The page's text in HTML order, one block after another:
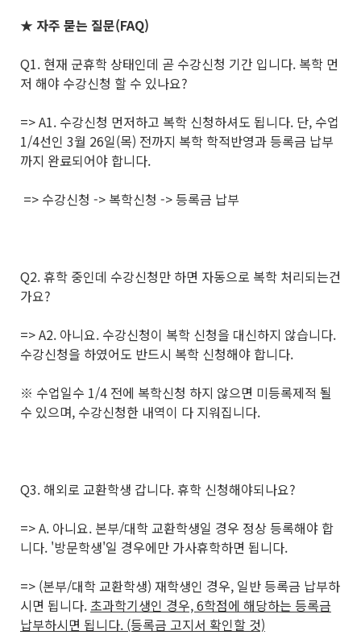
★ 자주 묻는 질문(FAQ)
Q1. 현재 군휴학 상태인데 곧 수강신청 기간 입니다. 복학 먼
저 해야 수강신청 할 수 있나요?
=> A1. 수강신청 먼저하고 복학 신청하셔도 됩니다. 단, 수업
1/4선인 3월 26일(목) 전까지 복학 학적반영과 등록금 납부
까지 완료되어야 합니다.
=> 수강신청 -> 복학신청 -> 등록금 납부
Q2. 휴학 중인데 수강신청만 하면 자동으로 복학 처리되는건
가요?
=> A2. 아니요. 수강신청이 복학 신청을 대신하지 않습니다.
수강신청을 하였어도 반드시 복학 신청해야 합니다.
※ 수업일수 1/4 전에 복학신청 하지 않으면 미등록제적 될
수 있으며, 수강신청한 내역이 다 지워집니다.
Q3. 해외로 교환학생 갑니다. 휴학 신청해야되나요?
=> A. 아니요. 본부/대학 교환학생일 경우 정상 등록해야 합
니다. '방문학생'일 경우에만 가사휴학하면 됩니다.
=> (본부/대학 교환학생) 재학생인 경우, 일반 등록금 납부하
시면 됩니다. 초과학기생인 경우, 6학점에 해당하는 등록금
납부하시면 됩니다. (등록금 고지서 확인할 것)